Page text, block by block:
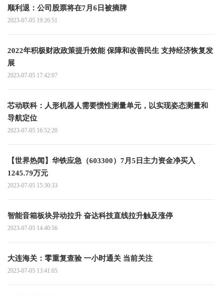
顺利退：公司股票将在7月6日被摘牌
2023-07-05 19:26:51
2022年积极财政政策提升效能 保障和改善民生 支持经济恢复发
展
2023-07-05 17:42:07
芯动联科：人形机器人需要惯性测量单元，以实现姿态测量和
导航定位
2023-07-05 16:52:20
【世界热闻】华铁应急（603300）7月5日主力资金净买入
1245.79万元
2023-07-05 15:30:33
智能音箱板块异动拉升 奋达科技直线拉升触及涨停
2023-07-05 14:40:56
大连海关：零重复查验 一小时通关 当前关注
2023-07-05 13:41:05